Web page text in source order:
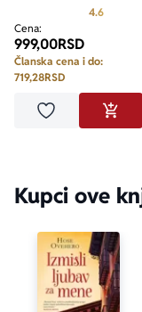
4.6
Cena:
999,00RSD
Članska cena i do:
719,28RSD
Dodaj u omiljene
Kupci ove